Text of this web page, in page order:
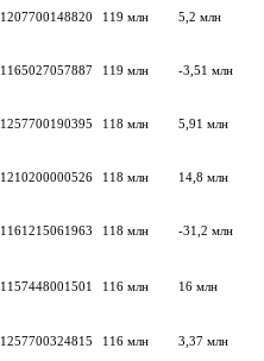
1207700148820 119 млн 5,2 млн
1165027057887 119 млн -3,51 млн
1257700190395 118 млн 5,91 млн
1210200000526 118 млн 14,8 млн
1161215061963 118 млн -31,2 млн
1157448001501 116 млн 16 млн
1257700324815 116 млн 3,37 млн